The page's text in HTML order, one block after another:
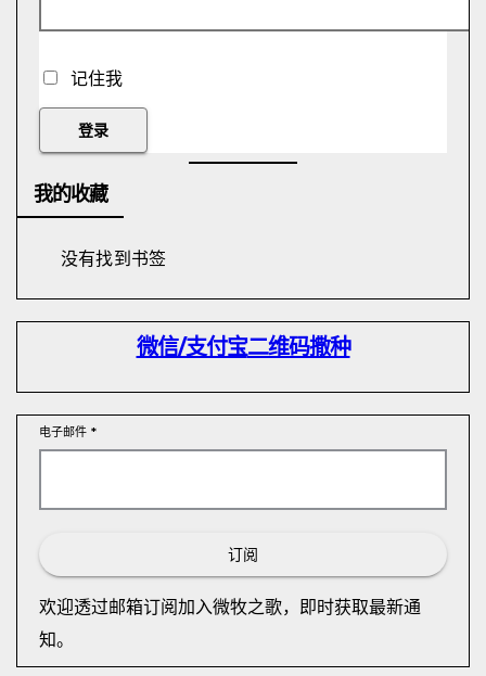
记住我
我的收藏
没有找到书签
微信/支付宝二维码撒种
电子邮件 *
订阅
欢迎透过邮箱订阅加入微牧之歌，即时获取最新通
知。